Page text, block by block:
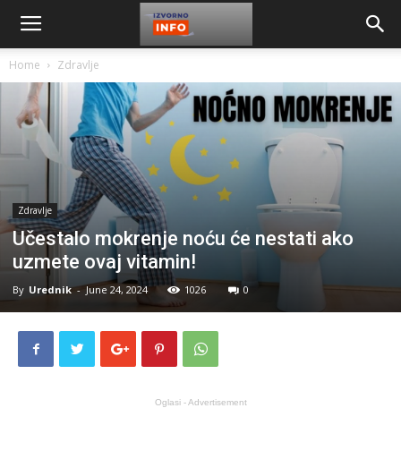
Home Zdravlje
Zdravlje
Učestalo mokrenje noću će nestati ako
uzmete ovaj vitamin!
By Urednik - June 24, 2024 1026 0
Oglasi - Advertisement